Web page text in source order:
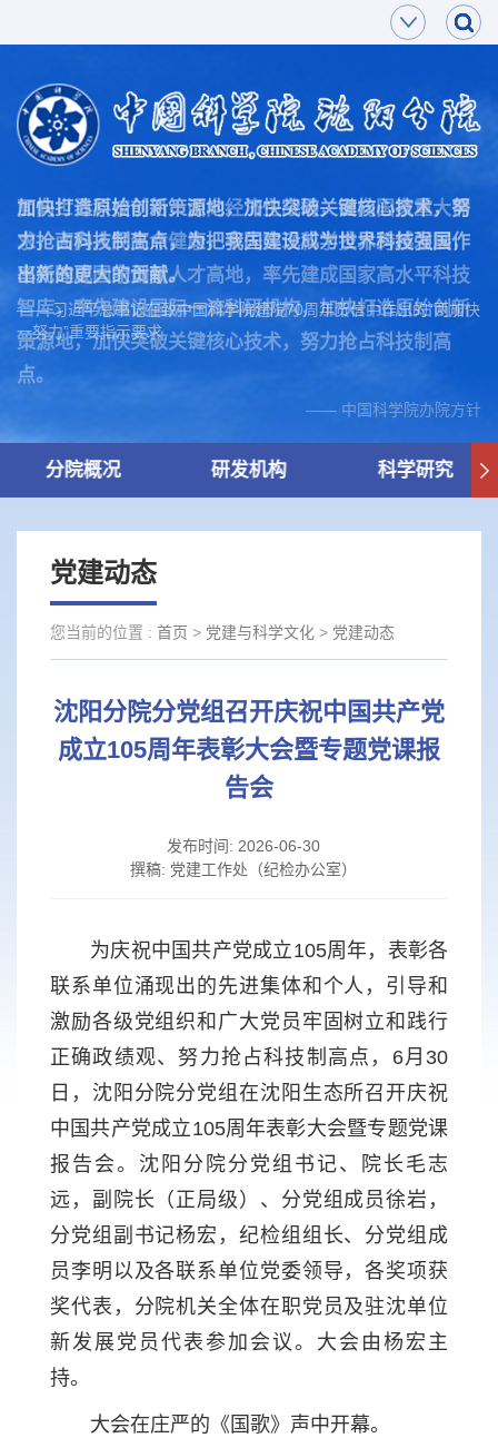
面向世界科技前沿，面向经济主战场，面向国家重大需
求，面向人民生命健康，率先实现科学技术跨越发展，
率先建成国家创新人才高地，率先建成国家高水平科技
智库，率先建设国际一流科研机构，加快打造原始创新
策源地，加快突破关键核心技术，努力抢占科技制高
点。
—— 中国科学院办院方针
加快打造原始创新策源地，加快突破关键核心技术，努
力抢占科技制高点，为把我国建设成为世界科技强国作
出新的更大的贡献。
—— 习近平总书记在致中国科学院建院70周年贺信中作出的“两加快
一努力”重要指示要求
分院概况 研发机构 科学研究
党建动态
您当前的位置 : 首页 > 党建与科学文化 > 党建动态
沈阳分院分党组召开庆祝中国共产党
成立105周年表彰大会暨专题党课报
告会
发布时间: 2026-06-30
撰稿: 党建工作处（纪检办公室）
为庆祝中国共产党成立105周年，表彰各
联系单位涌现出的先进集体和个人，引导和
激励各级党组织和广大党员牢固树立和践行
正确政绩观、努力抢占科技制高点，6月30
日，沈阳分院分党组在沈阳生态所召开庆祝
中国共产党成立105周年表彰大会暨专题党课
报告会。沈阳分院分党组书记、院长毛志
远，副院长（正局级）、分党组成员徐岩，
分党组副书记杨宏，纪检组组长、分党组成
员李明以及各联系单位党委领导，各奖项获
奖代表，分院机关全体在职党员及驻沈单位
新发展党员代表参加会议。大会由杨宏主
持。
大会在庄严的《国歌》声中开幕。